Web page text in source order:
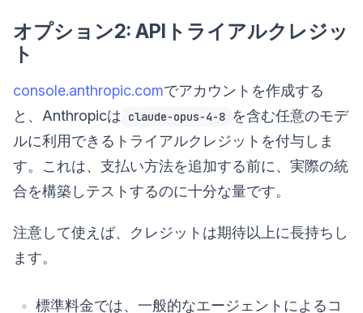
オプション2: APIトライアルクレジッ
ト
console.anthropic.comでアカウントを作成する
と、Anthropicは claude-opus-4-8 を含む任意のモデ
ルに利用できるトライアルクレジットを付与しま
す。これは、支払い方法を追加する前に、実際の統
合を構築しテストするのに十分な量です。
注意して使えば、クレジットは期待以上に長持ちし
ます。
標準料金では、一般的なエージェントによるコ